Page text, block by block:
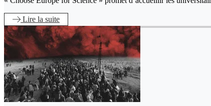
Lire la suite